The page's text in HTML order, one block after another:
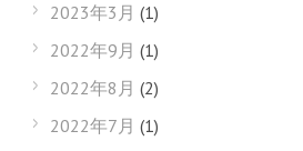
2023年3月 (1)
2022年9月 (1)
2022年8月 (2)
2022年7月 (1)